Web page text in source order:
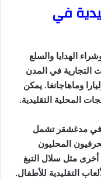
في
الهدايا والسلع
التجارية في المدن
وماهاجانغا. يمكن
المحلية التقليدية.
في مدغشقر تشمل
المحليون
مثل سلال التبغ
التقليدية للأطفال.